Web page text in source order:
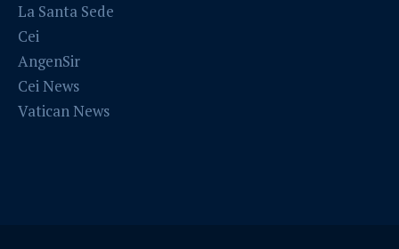
La Santa Sede
Cei
AngenSir
Cei News
Vatican News